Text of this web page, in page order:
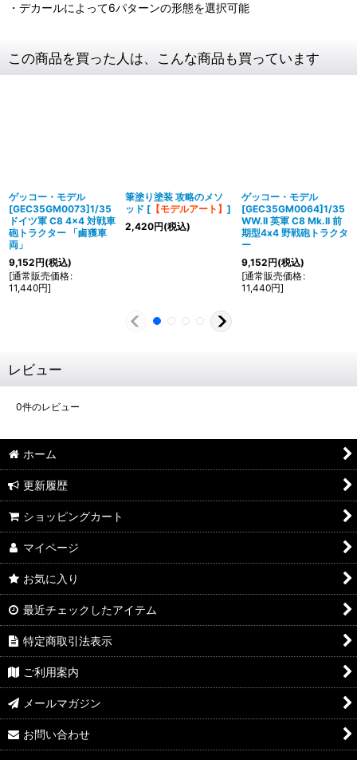
・デカールによって6パターンの形態を選択可能
この商品を買った人は、こんな商品も買っています
ゲッコー・モデル
[GEC35GM0073]1/35
ドイツ軍 C8 4x4 対戦車
砲トラクター 「鹵獲車
両」
9,152円(税込)
[通常販売価格:
11,440円]
筆塗り塗装 攻略のメソ
ッド [ 【モデルアート】 ]
2,420円(税込)
ゲッコー・モデル
[GEC35GM0064]1/35
WW.II 英軍 C8 Mk.II 前
期型4x4 野戦砲トラクタ
ー
9,152円(税込)
[通常販売価格:
11,440円]
レビュー
0件のレビュー
ホーム
更新履歴
ショッピングカート
マイページ
お気に入り
最近チェックしたアイテム
特定商取引法表示
ご利用案内
メールマガジン
お問い合わせ